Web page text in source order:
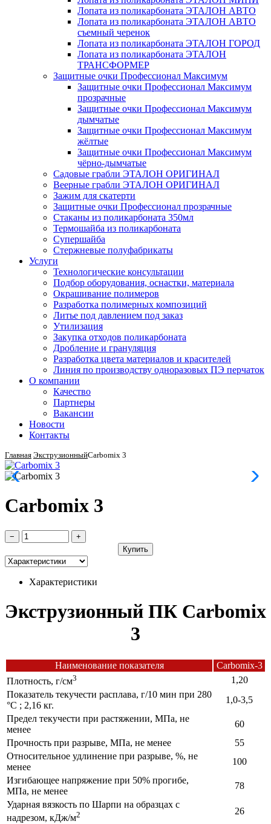
Лопата из поликарбоната ЭТАЛОН АВТО
Лопата из поликарбоната ЭТАЛОН АВТО
съемный черенок
Лопата из поликарбоната ЭТАЛОН ГОРОД
Лопата из поликарбоната ЭТАЛОН
ТРАНСФОРМЕР
Защитные очки Профессионал Максимум
Защитные очки Профессионал Максимум
прозрачные
Защитные очки Профессионал Максимум
дымчатые
Защитные очки Профессионал Максимум
жёлтые
Защитные очки Профессионал Максимум
чёрно-дымчатые
Садовые грабли ЭТАЛОН ОРИГИНАЛ
Веерные грабли ЭТАЛОН ОРИГИНАЛ
Зажим для скатерти
Защитные очки Профессионал прозрачные
Стаканы из поликарбоната 350мл
Термошайба из поликарбоната
Супершайба
Стержневые полуфабрикаты
Услуги
Технологические консультации
Подбор оборудования, оснастки, материала
Окрашивание полимеров
Разработка полимерных композиций
Литье под давлением под заказ
Утилизация
Закупка отходов поликарбоната
Дробление и грануляция
Разработка цвета материалов и красителей
Линия по производству одноразовых ПЭ перчаток
О компании
Качество
Партнеры
Вакансии
Новости
Контакты
Главная ЭкструзионныйCarbomix 3
Carbomix 3
−
+
Купить
Характеристики
Экструзионный ПК Carbomix
3
Наименование показателя
Carbomix-3
Плотность, г/см3
1,20
Показатель текучести расплава, г/10 мин при 280
°С ; 2,16 кг.
1,0-3,5
Предел текучести при растяжении, МПа, не
менее
60
Прочность при разрыве, МПа, не менее
55
Относительное удлинение при разрыве, %, не
менее
100
Изгибающее напряжение при 50% прогибе,
МПа, не менее
78
Ударная вязкость по Шарпи на образцах с
надрезом, кДж/м2
26